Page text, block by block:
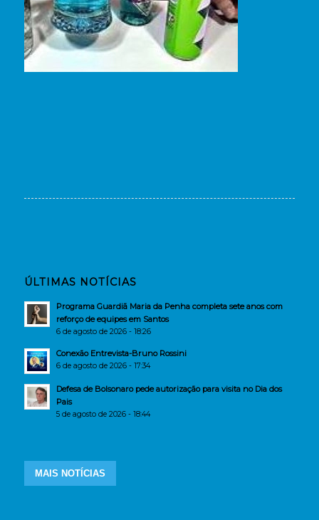
ÚLTIMAS NOTÍCIAS
Programa Guardiã Maria da Penha completa sete anos com
reforço de equipes em Santos
6 de agosto de 2026 - 18:26
Conexão Entrevista-Bruno Rossini
6 de agosto de 2026 - 17:34
Defesa de Bolsonaro pede autorização para visita no Dia dos
Pais
5 de agosto de 2026 - 18:44
MAIS NOTÍCIAS